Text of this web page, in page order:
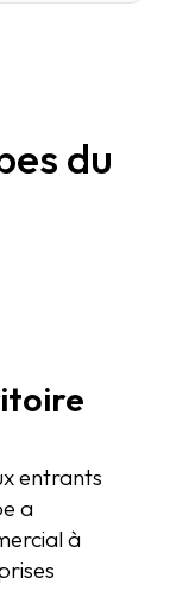
du
entrants
a
à